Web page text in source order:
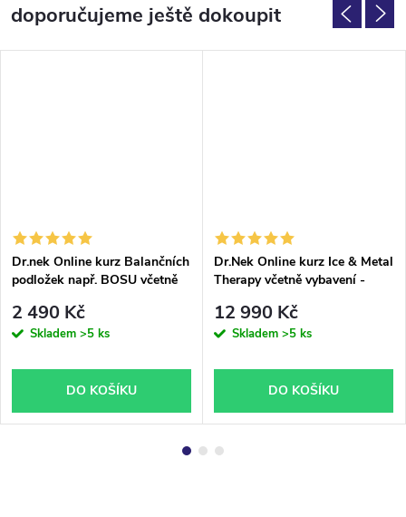
doporučujeme ještě dokoupit
Dr.nek Online kurz Balančních
podložek např. BOSU včetně
verze
2 490 Kč
Skladem >5 ks
DO KOŠÍKU
Dr.Nek Online kurz Ice & Metal
Therapy včetně vybavení -
12 990 Kč
Skladem >5 ks
DO KOŠÍKU